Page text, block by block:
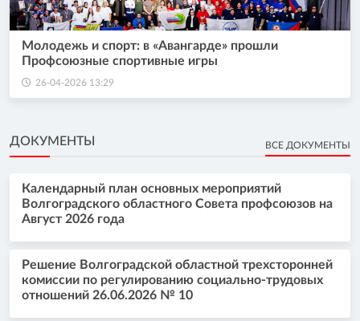
Молодежь и спорт: в «Авангарде» прошли
Профсоюзные спортивные игры
26-04-2026 13:29
ДОКУМЕНТЫ ВСЕ ДОКУМЕНТЫ
Календарный план основных мероприятий
Волгоградского областного Совета профсоюзов на
Август 2026 года
Решение Волгоградской областной трехсторонней
комиссии по регулированию социально-трудовых
отношений 26.06.2026 № 10